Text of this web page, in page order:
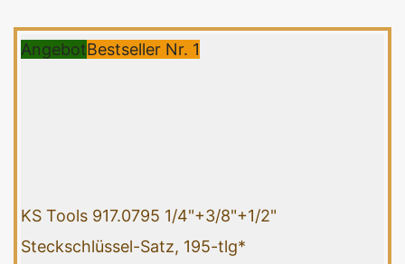
AngebotBestseller Nr. 1
KS Tools 917.0795 1/4"+3/8"+1/2"
Steckschlüssel-Satz, 195-tlg*